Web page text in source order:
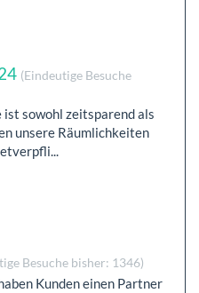
(Eindeutige Besuche
sowohl zeitsparend als
unsere Räumlichkeiten
Besuche bisher: 1346)
Kunden einen Partner